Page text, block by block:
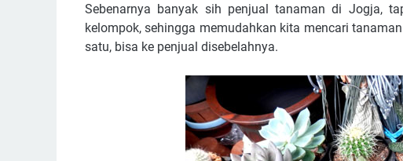
Sebenarnya banyak sih penjual tanaman di Jogja,
kelompok, sehingga memudahkan kita mencari
satu, bisa ke penjual disebelahnya.